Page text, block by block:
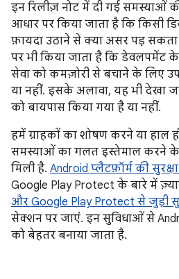
इन रिलीज़ नोट में दी गई समस्याओं
आधार पर किया जाता है कि किसी
फ़ायदा उठाने से क्या असर पड़
पर भी किया जाता है कि डेवलपमेंट
सेवा को कमज़ोरी से बचाने के लिए
या नहीं. इसके अलावा, यह भी देखा
को बायपास किया गया है या नहीं.
हमें ग्राहकों का शोषण करने या हाल
समस्याओं का गलत इस्तेमाल करने के
मिली है. Android प्लैटफ़ॉर्म की
Google Play Protect के बारे में
और Google Play Protect से जुड़ी
सेक्शन पर जाएं. इन सुविधाओं से
को बेहतर बनाया जाता है.